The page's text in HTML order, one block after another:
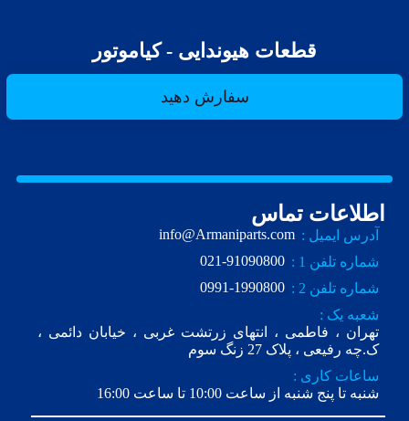
قطعات هیوندایی - کیاموتور
سفارش دهید
اطلاعات تماس
آدرس ایمیل : info@Armaniparts.com
شماره تلفن 1 :
021-91090800
شماره تلفن 2 :
0991-1990800
شعبه یک :
تهران ، فاطمی ، انتهای زرتشت غربی ، خیابان دائمی ،
ک.چه رفیعی ، پلاک 27 زنگ سوم
ساعات کاری :
شنبه تا پنج شنبه از ساعت 10:00 تا ساعت 16:00